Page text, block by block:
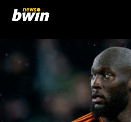
contenuto